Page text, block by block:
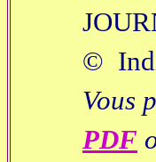
©
Vous
PDF